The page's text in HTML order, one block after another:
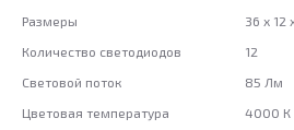
Размеры
36 x 12
Количество светодиодов
12
Световой поток
85 Лм
Цветовая температура
4000 К